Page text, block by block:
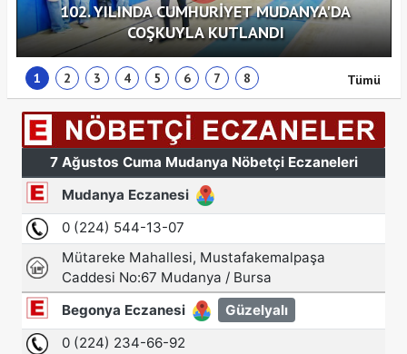
Tümü
102. YILINDA CUMHURİYET MUDANYA'DA
COŞKUYLA KUTLANDI
1 2 3 4 5 6 7 8